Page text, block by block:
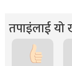
तपाइंलाई यो